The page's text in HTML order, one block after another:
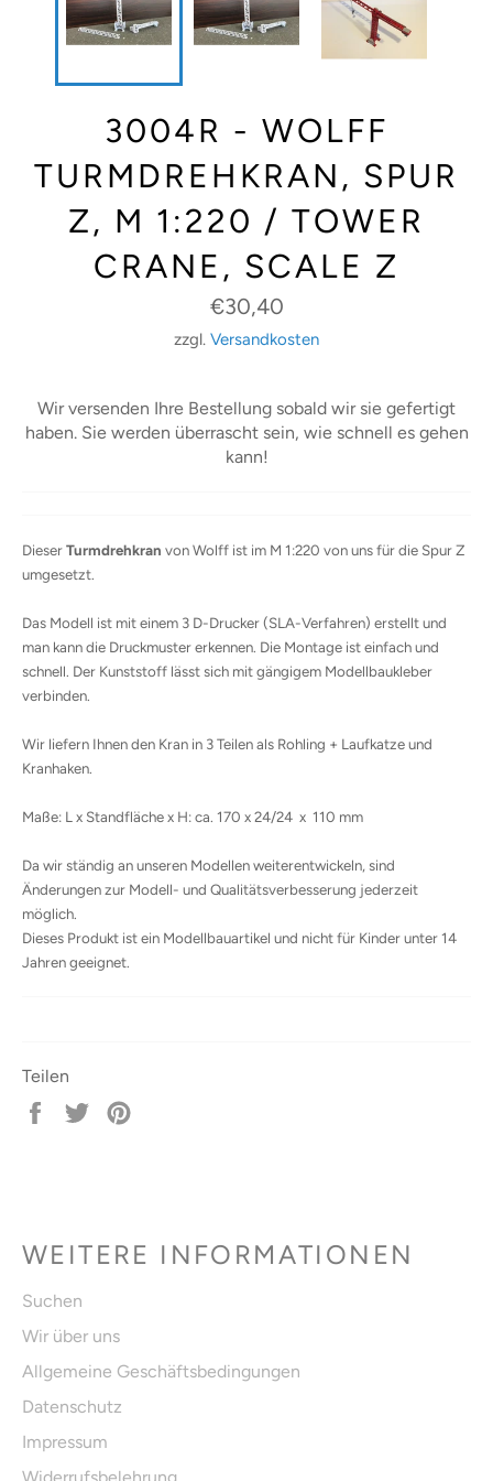
3004R - WOLFF
TURMDREHKRAN, SPUR
Z, M 1:220 / TOWER
CRANE, SCALE Z
Normaler
Preis
€30,40
zzgl. Versandkosten
Wir versenden Ihre Bestellung sobald wir sie gefertigt
haben. Sie werden überrascht sein, wie schnell es gehen
kann!
DieserTurmdrehkran von Wolff ist im M 1:220 von uns für die Spur Z
umgesetzt.
Das Modell ist mit einem 3 D-Drucker (SLA-Verfahren) erstellt und
man kann die Druckmuster erkennen. Die Montage ist einfach und
schnell. Der Kunststoff lässt sich mit gängigem Modellbaukleber
verbinden.
Wir liefern Ihnen den Kran in 3 Teilen als Rohling + Laufkatze und
Kranhaken.
Maße: L x Standfläche x H: ca. 170 x 24/24 x 110 mm
Da wir ständig an unseren Modellen weiterentwickeln, sind
Änderungen zur Modell- und Qualitätsverbesserung jederzeit
möglich.
Dieses Produkt ist ein Modellbauartikel und nicht für Kinder unter 14
Jahren geeignet.
Teilen
Auf
Auf
WEITERE INFORMATIONEN
Suchen
Wir über uns
Allgemeine Geschäftsbedingungen
Datenschutz
Impressum